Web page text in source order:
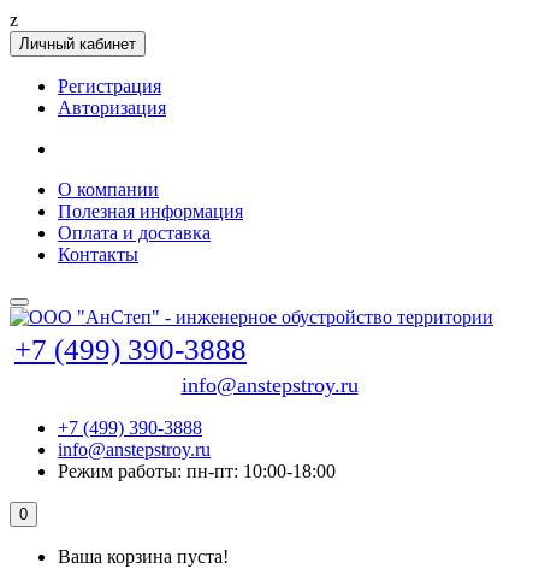
z
Личный кабинет
Регистрация
Авторизация
О компании
Полезная информация
Оплата и доставка
Контакты
+7 (499) 390-3888
info@anstepstroy.ru
+7 (499) 390-3888
info@anstepstroy.ru
Режим работы: пн-пт: 10:00-18:00
0
Ваша корзина пуста!